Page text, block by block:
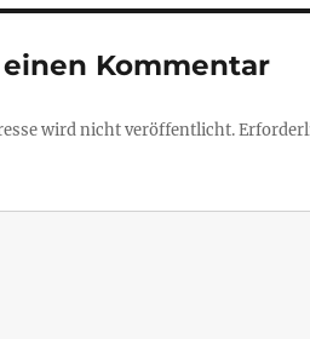
Kommentar
wird nicht veröffentlicht.